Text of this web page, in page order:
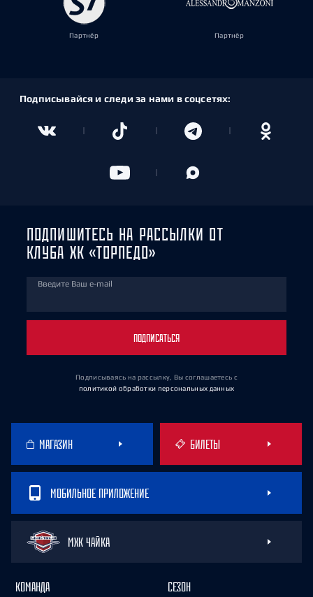
Партнёр Партнёр
Подписывайся и следи за нами в соцсетях:
ПОДПИШИТЕСЬ НА РАССЫЛКИ ОТ
КЛУБА ХК «ТОРПЕДО»
Введите Ваш e-mail
ПОДПИСАТЬСЯ
Подписываясь на рассылку, Вы соглашаетесь с
политикой обработки персональных данных
МАГАЗИН БИЛЕТЫ
МОБИЛЬНОЕ ПРИЛОЖЕНИЕ
МХК ЧАЙКА
КОМАНДА СЕЗОН